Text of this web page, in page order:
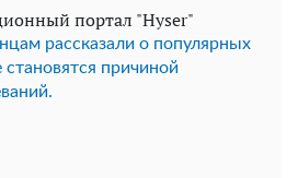
портал "Hyser"
рассказали о популярных
причиной